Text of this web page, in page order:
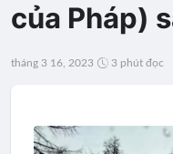
của Pháp)
tháng 3 16, 2023 3 phút đọc